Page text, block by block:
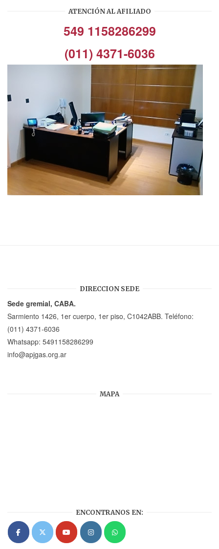
ATENCIÓN AL AFILIADO
549 1158286299
(011) 4371-6036
DIRECCION SEDE
Sede gremial, CABA.
Sarmiento 1426, 1er cuerpo, 1er piso, C1042ABB. Teléfono:
(011) 4371-6036
Whatsapp: 5491158286299
info@apjgas.org.ar
MAPA
ENCONTRANOS EN: